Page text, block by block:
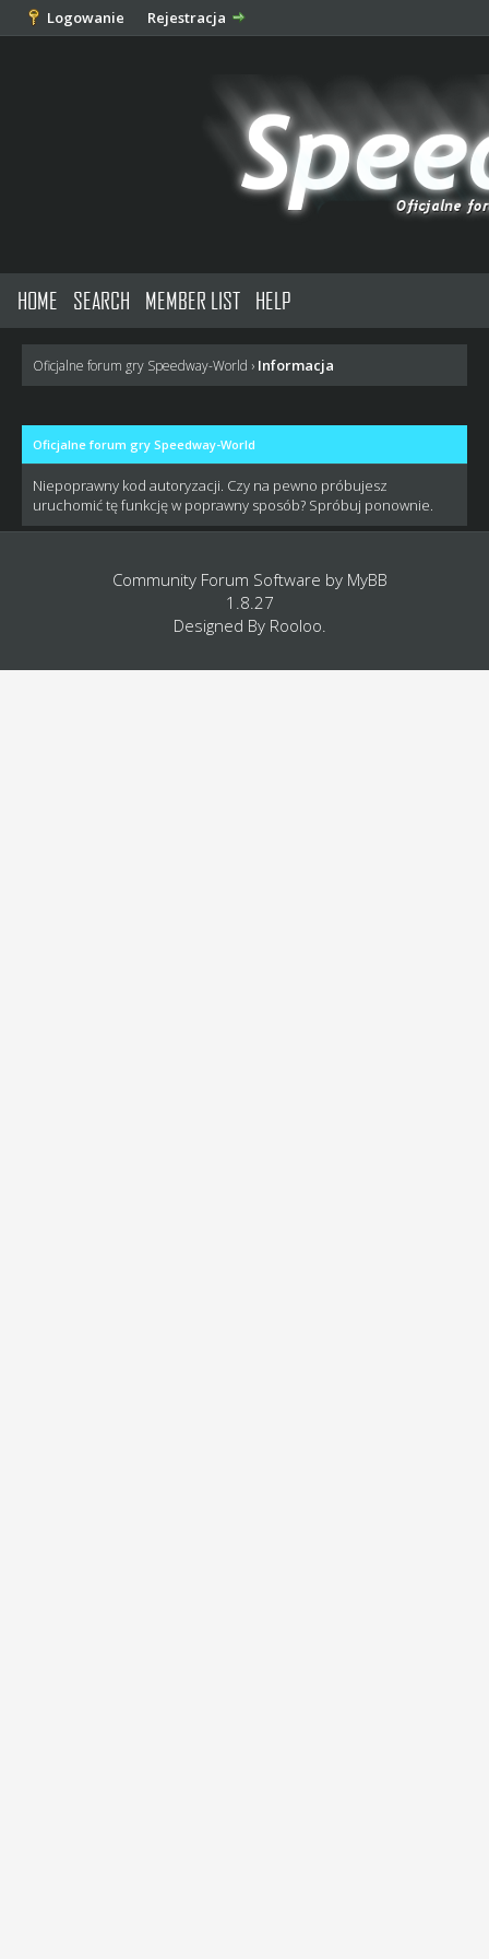
Logowanie Rejestracja
HOME SEARCH MEMBER LIST HELP
Oficjalne forum gry Speedway-World › Informacja
Oficjalne forum gry Speedway-World
Niepoprawny kod autoryzacji. Czy na pewno próbujesz
uruchomić tę funkcję w poprawny sposób? Spróbuj ponownie.
Community Forum Software by MyBB
1.8.27
Designed By Rooloo.